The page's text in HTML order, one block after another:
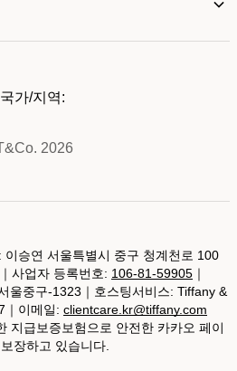
2026
국가/지역:
승연 서울특별시 중구 청계천로 100
사업자 등록번호: 106-81-59905 ｜
울중구-1323｜호스팅서비스: Tiffany &
｜이메일: clientcare.kr@tiffany.com
지급보증보험으로 안전한 카카오 페이
장하고 있습니다.